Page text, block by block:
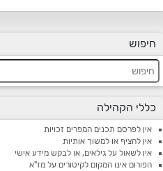
חיפוש
כללי הקהילה
אין לפרסם תכנים המפרים זכויות
אין להציף או למשוך אותיות
אין לשאול על גילאים, או לבקש מידע אישי
הפורום אינו המקום לקיטורים על מז"א